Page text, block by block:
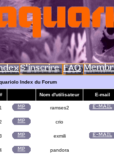
Index du Forum
# Nom d'utilisateur E-mail
1 ramses2
crio
exmili
pandora